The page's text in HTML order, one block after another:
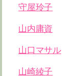
守屋玲子
山内庸資
山口マサル
山崎綾子